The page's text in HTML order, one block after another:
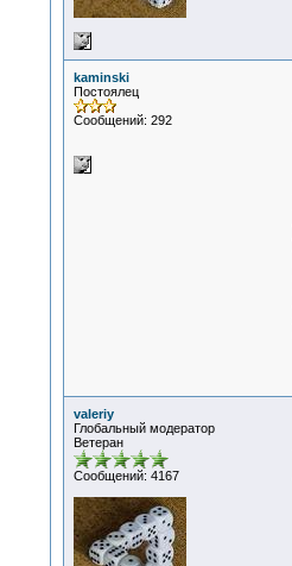
kaminski
Постоялец
Сообщений: 292
valeriy
Глобальный модератор
Ветеран
Сообщений: 4167